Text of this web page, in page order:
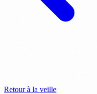
Retour à la veille